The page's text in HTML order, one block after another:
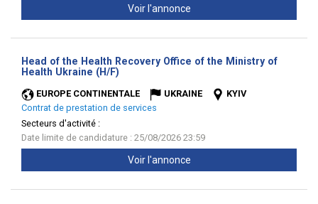
Voir l'annonce
Head of the Health Recovery Office of the Ministry of
Health Ukraine (H/F)
EUROPE CONTINENTALE UKRAINE
KYIV
Contrat de prestation de services
Secteurs d'activité :
Date limite de candidature : 25/08/2026 23:59
Voir l'annonce